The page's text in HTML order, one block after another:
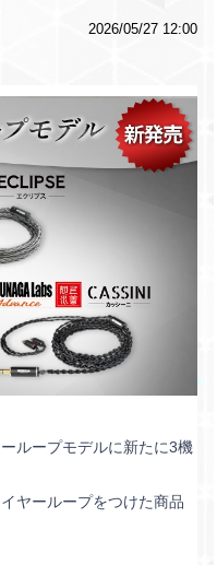
2026/05/27 12:00
ループモデルに新たに3機
ヤーループをつけた商品